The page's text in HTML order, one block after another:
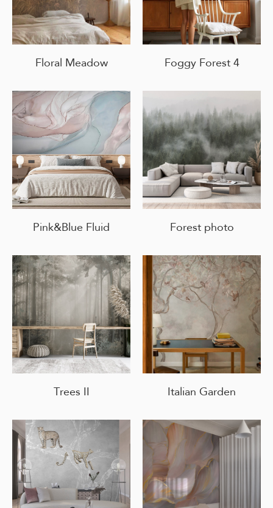
Floral Meadow Foggy Forest 4
Pink&Blue Fluid Forest photo
Trees II Italian Garden